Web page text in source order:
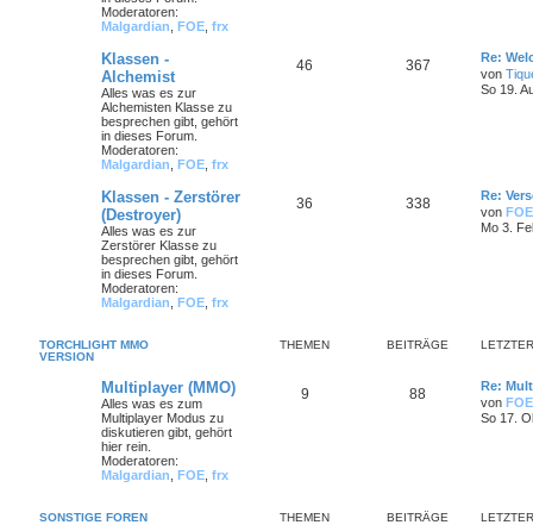
Moderatoren:
Malgardian FOE frx
Klassen -
Alchemist
Alles was es zur
Alchemisten Klasse zu
besprechen gibt, gehört
in dieses Forum.
Moderatoren:
Malgardian FOE frx
46 367
Re:
von
So 19.
Klassen - Zerstörer
(Destroyer)
Alles was es zur
Zerstörer Klasse zu
besprechen gibt, gehört
in dieses Forum.
Moderatoren:
Malgardian FOE frx
36 338
Re:
von FOE
Mo 3.
TORCHLIGHT MMO
VERSION
THEMEN BEITRÄGE
Multiplayer (MMO)
Alles was es zum
Multiplayer Modus zu
diskutieren gibt, gehört
hier rein.
Moderatoren:
Malgardian FOE frx
9 88
Re:
von FOE
So 17.
SONSTIGE FOREN THEMEN BEITRÄGE